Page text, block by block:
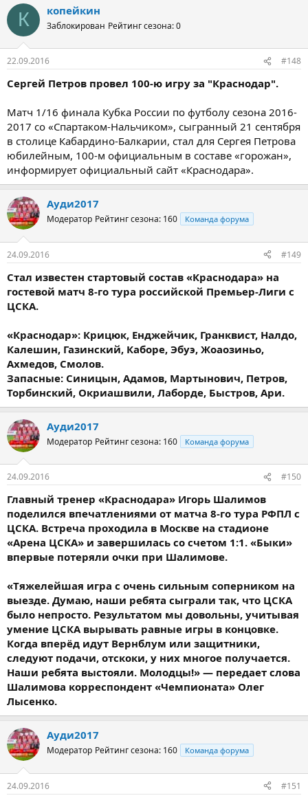
К копейкин
Заблокирован Рейтинг сезона: 0
22.09.2016 #148
Сергей Петров провел 100-ю игру за "Краснодар".
Матч 1/16 финала Кубка России по футболу сезона 2016-
2017 со «Спартаком-Нальчиком», сыгранный 21 сентября
в столице Кабардино-Балкарии, стал для Сергея Петрова
юбилейным, 100-м официальным в составе «горожан»,
информирует официальный сайт «Краснодара».
Ауди2017
Модератор Рейтинг сезона: 160 Команда форума
24.09.2016 #149
Стал известен стартовый состав «Краснодара» на
гостевой матч 8-го тура российской Премьер-Лиги с
ЦСКА.
«Краснодар»: Крицюк, Енджейчик, Гранквист, Налдо,
Калешин, Газинский, Каборе, Эбуэ, Жоаозиньо,
Ахмедов, Смолов.
Запасные: Синицын, Адамов, Мартынович, Петров,
Торбинский, Окриашвили, Лаборде, Быстров, Ари.
Ауди2017
Модератор Рейтинг сезона: 160 Команда форума
24.09.2016 #150
Главный тренер «Краснодара» Игорь Шалимов
поделился впечатлениями от матча 8-го тура РФПЛ с
ЦСКА. Встреча проходила в Москве на стадионе
«Арена ЦСКА» и завершилась со счетом 1:1. «Быки»
впервые потеряли очки при Шалимове.
«Тяжелейшая игра с очень сильным соперником на
выезде. Думаю, наши ребята сыграли так, что ЦСКА
было непросто. Результатом мы довольны, учитывая
умение ЦСКА вырывать равные игры в концовке.
Когда вперёд идут Вернблум или защитники,
следуют подачи, отскоки, у них многое получается.
Наши ребята выстояли. Молодцы!» — передает слова
Шалимова корреспондент «Чемпионата» Олег
Лысенко.
Ауди2017
Модератор Рейтинг сезона: 160 Команда форума
24.09.2016 #151